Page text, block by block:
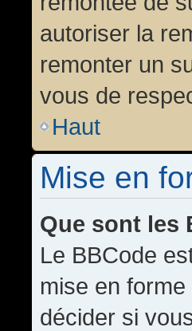
autoriser la
remonter un
vous de
Haut
Mise en
Que sont les
Le BBCode
mise en forme
décider si